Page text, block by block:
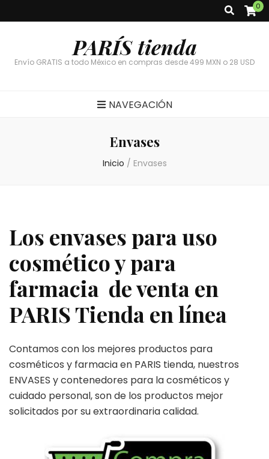
0
PARÍS tienda
Envío GRATIS a todo México en compras desde 499 MXN o 28 USD
NAVEGACIÓN
Envases
Inicio / Envases
Los envases para uso
cosmético y para
farmacia de venta en
PARIS Tienda en línea
Contamos con los mejores productos para
cosméticos y farmacia en PARIS tienda, nuestros
ENVASES y contenedores para la cosméticos y
cuidado personal, son de los productos mejor
solicitados por su extraordinaria calidad.